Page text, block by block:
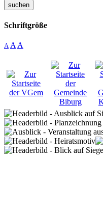
suchen
Schriftgröße
A A A